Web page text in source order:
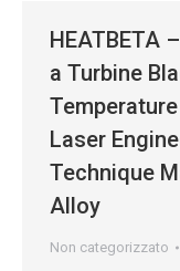
HEATBETA
a Turbine
Laser
Technique
Alloy
Non categorizzato